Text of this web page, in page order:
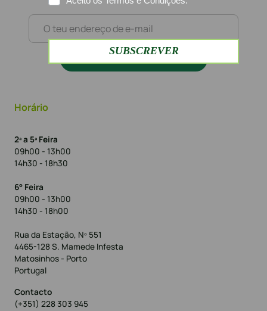
Horário
2ª a 5ª Feira
09h00 - 13h00
14h30 - 18h30
6° Feira
09h00 - 13h00
14h30 - 18h00
Rua da Estação, Nº 551
4465-128 S. Mamede Infesta
Matosinhos - Porto
Portugal
Contacto
(+351) 228 303 945